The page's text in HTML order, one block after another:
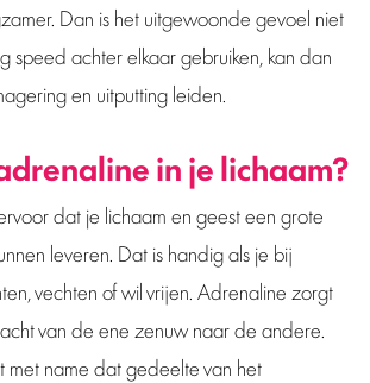
Dan is het uitgewoonde gevoel niet
speed achter elkaar gebruiken, kan dan
en uitputting leiden.
in je lichaam?
dat je lichaam en geest een grote
leveren. Dat is handig als je bij
vechten of wil vrijen. Adrenaline zorgt
van de ene zenuw naar de andere.
met name dat gedeelte van het